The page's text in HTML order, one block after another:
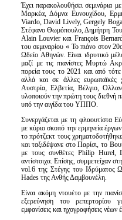
Έχει παρακολουθήσει σεμινάρια
Μαρκέα, Δόμνα Ευνουχίδου,
Viardo, David Lively, Gergely
Στέφανο Θωμόπουλο, Δημήτρη
Alain Louvier και François
του σεμιναρίου « Το πιάνο στον
Ωδείο Αθηνών. Είναι ιδρυτικό
μαζί με τις πιανίστες Μυρτώ
πορεία τους το 2021 και από
αλλά και σε άλλες
Αυστρία, Ελβετία, Βέλγιο,
υλοποιούν την πρώτη τους διεθνή
υπό την αιγίδα του ΥΠΠΟ.
Συνεργάζεται με τη φλαουτίστα
με κύριο σκοπό την ερμηνεία
το πρότζεκτ τους
και ταξιδέψανε στο Παρίσι, το
με τους συνθέτες Philip
αντίστοιχα. Επίσης,
vol.6 της Στέγης του Ιδρύματος
Hades της Ανθής Δαμβουνέλη.
Είναι ακόμη ντουέτο με την
εξερεύνηση του ρεπερτορίου
εμφανίσεις και ηχογραφήσεις νέων